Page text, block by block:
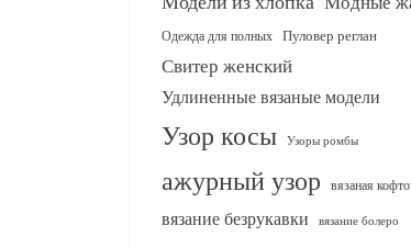
Одежда для полных Пуловер реглан
Свитер женский
Удлиненные вязаные модели
Узор косы Узоры ромбы
ажурный узор вязаная
вязание безрукавки вязание болеро